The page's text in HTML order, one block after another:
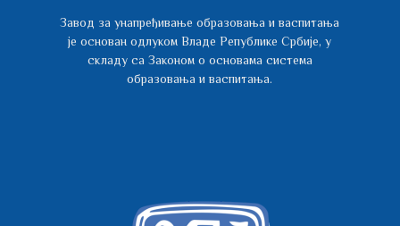
Завод за унапређивање образовања и васпитања
је основан одлуком Владе Републике Србије, у
складу са Законом о основама система
образовања и васпитања.